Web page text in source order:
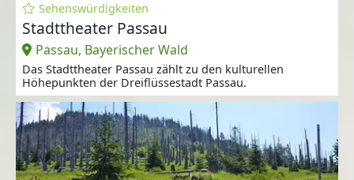
Sehenswürdigkeiten
Stadttheater Passau
Passau, Bayerischer Wald
Das Stadttheater Passau zählt zu den kulturellen
Höhepunkten der Dreiflüssestadt Passau.